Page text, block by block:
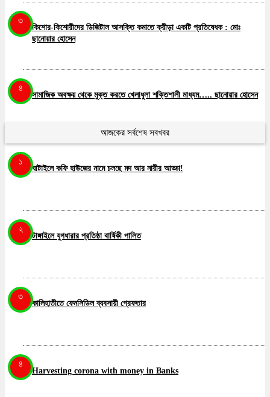
৩
কিশোর-কিশোরীদের ডিজিটাল আসক্তি কমাতে ক্রীড়া একটি প্রতিষেধক : মোঃ
ছানোয়ার হোসেন
৪
সামাজিক অবক্ষয় থেকে মুক্ত করতে খেলাধুলা শক্তিশালী মাধ্যম….. ছানোয়ার হোসেন
৫
পূর্ব পাকিস্তানকে ভাগ করা হয়েছে পাকিস্তানকে দূর্বল করার জন্য … শাহরিয়ার কবীর
আজকের সর্বশেষ সবখবর
১
ঘাটাইলে কফি হাউজের নামে চলছে মদ আর নারীর আড্ডা!
২
টাঙ্গাইলে যুগধারার প্রতিষ্ঠা বার্ষিকী পালিত
৩
কালিহাতীতে ফেনসিডিল ব্যবসায়ী গ্রেফতার
৪
Harvesting corona with money in Banks